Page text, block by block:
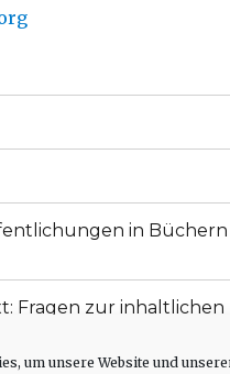
um unsere Website und
in
Fragen zur inhaltlichen